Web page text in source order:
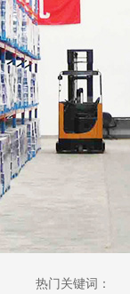
热门关键词：